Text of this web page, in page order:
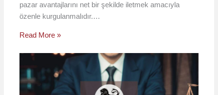
pazar avantajlarını net bir şekilde iletmek amacıyla
özenle kurgulanmalıdır.…
Read More »